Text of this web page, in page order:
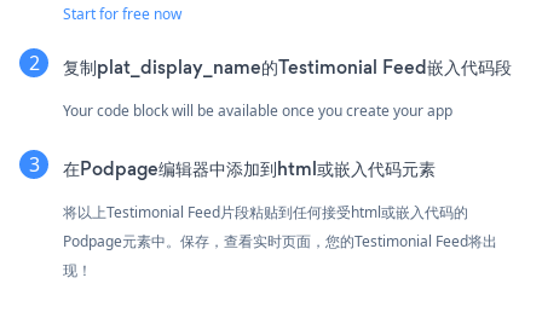
Start for free now
复制plat_display_name的Testimonial Feed嵌入代码段
Your code block will be available once you create your app
在Podpage编辑器中添加到html或嵌入代码元素
将以上Testimonial Feed片段粘贴到任何接受html或嵌入代码的
Podpage元素中。保存，查看实时页面，您的Testimonial Feed将出
现！